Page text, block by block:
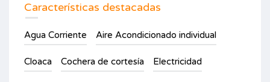
Características destacadas
Agua Corriente Aire Acondicionado individual
Cloaca Cochera de cortesía Electricidad